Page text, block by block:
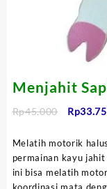
Menjahit
Rp45.000
Harga
adalah:
Rp
Melatih motorik
permainan kayu
ini bisa melatih
koordinasi mata